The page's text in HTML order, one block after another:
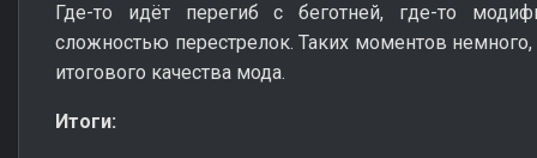
Где-то идёт перегиб с беготней, где-то
сложностью перестрелок. Таких моментов
итогового качества мода.
Итоги: